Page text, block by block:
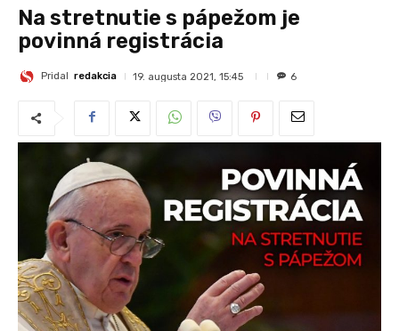
Na stretnutie s pápežom je
povinná registrácia
Pridal redakcia 19. augusta 2021, 15:45 6